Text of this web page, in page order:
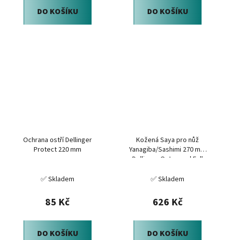
DO KOŠÍKU DO KOŠÍKU
Ochrana ostří Dellinger
Protect 220 mm
✅ Skladem
85 Kč
DO KOŠÍKU
Kožená Saya pro nůž
Yanagiba/Sashimi 270 mm
Dellinger Octagonal Full
✅ Skladem
626 Kč
DO KOŠÍKU